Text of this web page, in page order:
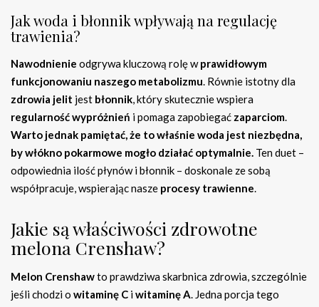
Jak woda i błonnik wpływają na regulację
trawienia?
Nawodnienie odgrywa kluczową rolę wprawidłowym
funkcjonowaniu naszego metabolizmu. Równie istotny dla
zdrowia jelit jest błonnik, który skutecznie wspiera
regularność wypróżnień i pomaga zapobiegać zaparciom.
Warto jednak pamiętać, że to właśnie woda jest niezbędna,
by włókno pokarmowe mogło działać optymalnie. Ten duet –
odpowiednia ilość płynów i błonnik – doskonale ze sobą
współpracuje, wspierając nasze procesy trawienne.
Jakie są właściwości zdrowotne
melona Crenshaw?
Melon Crenshawto prawdziwa skarbnica zdrowia, szczególnie
jeśli chodzi o witaminę C iwitaminę A. Jedna porcja tego